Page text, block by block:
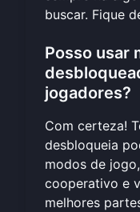
buscar. Fique
Posso usar
jogadores?
Com certeza!
desbloqueia
modos de
cooperativo e
melhores